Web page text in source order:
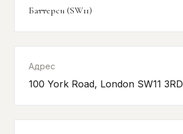
Баттерси (SW11)
Адрес
100 York Road, London SW11 3RD